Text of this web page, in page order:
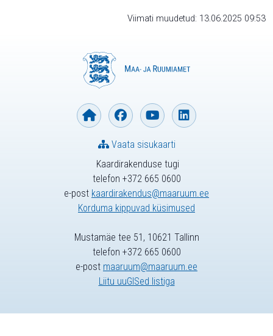
Viimati muudetud: 13.06.2025 09:53
Kaardirakenduse tugi
telefon +372 665 0600
e-post kaardirakendus@maaruum.ee
Korduma kippuvad küsimused
Vaata sisukaarti
Mustamäe tee 51, 10621 Tallinn
telefon +372 665 0600
e-post maaruum@maaruum.ee
Liitu uuGISed listiga